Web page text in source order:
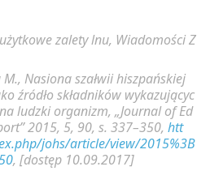
zalety lnu, Wiadomości Z
Nasiona szałwii hiszpańskiej
źródło składników wykazującyc
ludzki organizm, „Journal of Ed
2015, 5, 90, s. 337–350, htt
johs/article/view/2015%3B
, [dostęp 10.09.2017]